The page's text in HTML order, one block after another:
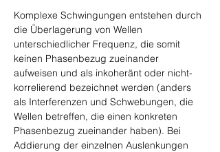
Komplexe Schwingungen entstehen durch
die Überlagerung von Wellen
unterschiedlicher Frequenz, die somit
keinen Phasenbezug zueinander
aufweisen und als inkoheränt oder nicht-
korrelierend bezeichnet werden (anders
als Interferenzen und Schwebungen, die
Wellen betreffen, die einen konkreten
Phasenbezug zueinander haben). Bei
Addierung der einzelnen Auslenkungen